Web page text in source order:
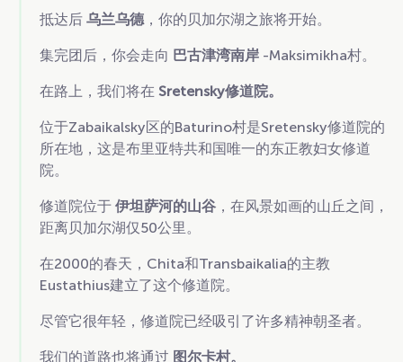
抵达后 乌兰乌德，你的贝加尔湖之旅将开始。
集完团后，你会走向 巴古津湾南岸 -Maksimikha村。
在路上，我们将在 Sretensky修道院。
位于Zabaikalsky区的Baturino村是Sretensky修道院的
所在地，这是布里亚特共和国唯一的东正教妇女修道
院。
修道院位于 伊坦萨河的山谷 ，在风景如画的山丘之间，
距离贝加尔湖仅50公里。
在2000的春天，Chita和Transbaikalia的主教
Eustathius建立了这个修道院。
尽管它很年轻，修道院已经吸引了许多精神朝圣者。
我们的道路也将通过 图尔卡村。